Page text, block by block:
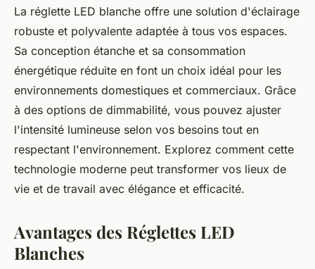
Réglette LED blanche :
éclairage robuste pour tous
vos espaces
Zoé•18 avril 2025 •3 min de lecture
La réglette LED blanche offre une solution d'éclairage
robuste et polyvalente adaptée à tous vos espaces.
Sa conception étanche et sa consommation
énergétique réduite en font un choix idéal pour les
environnements domestiques et commerciaux. Grâce
à des options de dimmabilité, vous pouvez ajuster
l'intensité lumineuse selon vos besoins tout en
respectant l'environnement. Explorez comment cette
technologie moderne peut transformer vos lieux de
vie et de travail avec élégance et efficacité.
Avantages des Réglettes LED
Blanches